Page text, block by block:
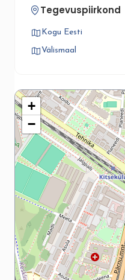
Tegevuspiirkond
Kogu Eesti
Välismaal
+
−